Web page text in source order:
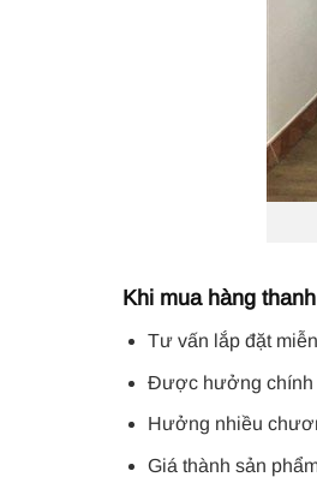
Khi mua hàng
Tư vấn lắp đặt
Được hưởng chính
Hưởng nhiều
Giá thành sản